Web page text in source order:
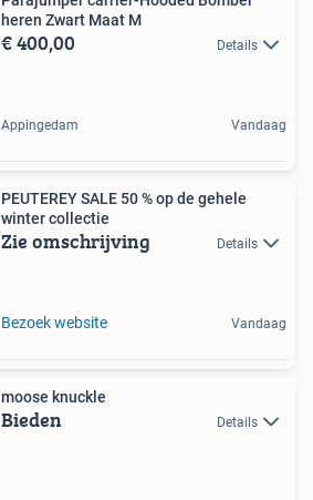
heren Zwart Maat M
€ 400,00 Details
Appingedam Vandaag
PEUTEREY SALE 50 % op de gehele
winter collectie
Zie omschrijving Details
Bezoek website Vandaag
moose knuckle
Bieden Details